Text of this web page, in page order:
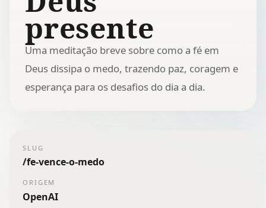
presente
Uma meditação breve sobre como a fé em
Deus dissipa o medo, trazendo paz, coragem e
esperança para os desafios do dia a dia.
SLUG
/fe-vence-o-medo
ORIGEM
OpenAI